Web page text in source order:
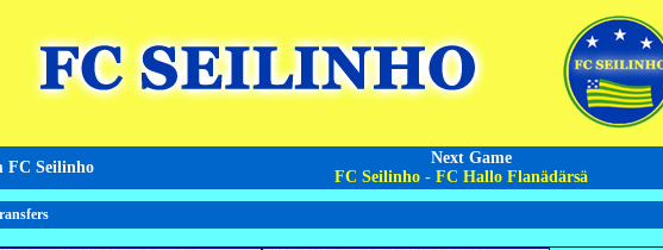
FC Seilinho
Next Game
FC Seilinho - FC Hallo Flanädärsä